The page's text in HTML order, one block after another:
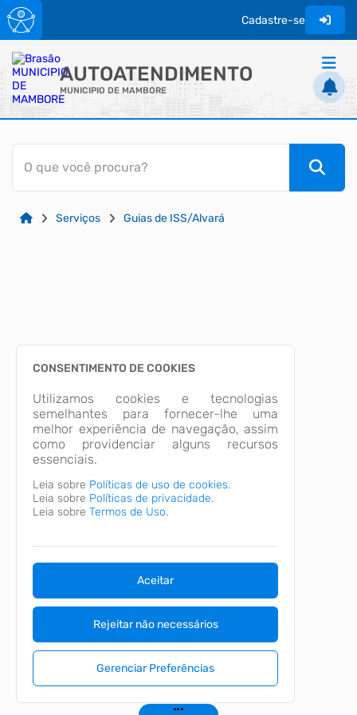
Cadastre-se
AUTOATENDIMENTO
MUNICIPIO DE MAMBORE
ACESSO RÁPIDO
Acessibilidade
Diário Oficial do Municipio
O que você procura?
Serviços Guias de ISS/Alvará
CONSENTIMENTO DE COOKIES
Utilizamos cookies e tecnologias
semelhantes para fornecer-lhe uma
melhor experiência de navegação, assim
como providenciar alguns recursos
essenciais.
Leia sobre Políticas de uso de cookies.
Leia sobre Políticas de privacidade.
Leia sobre Termos de Uso.
Aceitar
Rejeitar não necessários
Gerenciar Preferências